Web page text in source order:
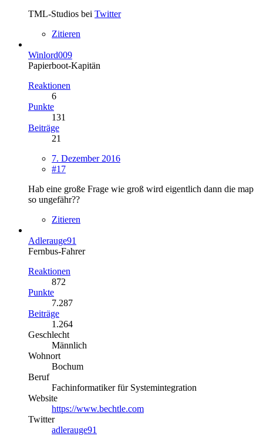
TML-Studios bei Twitter
Zitieren
Winlord009
Papierboot-Kapitän
Reaktionen
6
Punkte
131
Beiträge
21
7. Dezember 2016
#17
Hab eine große Frage wie groß wird eigentlich dann die map
so ungefähr??
Zitieren
Adlerauge91
Fernbus-Fahrer
Reaktionen
872
Punkte
7.287
Beiträge
1.264
Geschlecht
Männlich
Wohnort
Bochum
Beruf
Fachinformatiker für Systemintegration
Website
https://www.bechtle.com
Twitter
adlerauge91